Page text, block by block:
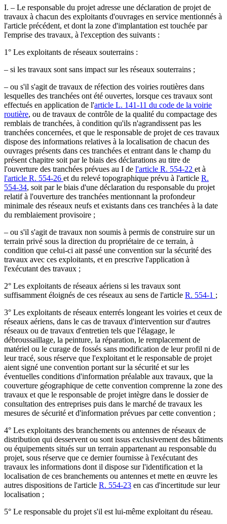
I. – Le responsable du projet adresse une déclaration de projet de
travaux à chacun des exploitants d'ouvrages en service mentionnés à
l'article précédent, et dont la zone d'implantation est touchée par
l'emprise des travaux, à l'exception des suivants :
1° Les exploitants de réseaux souterrains :
– si les travaux sont sans impact sur les réseaux souterrains ;
– ou s'il s'agit de travaux de réfection des voiries routières dans
lesquelles des tranchées ont été ouvertes, lorsque ces travaux sont
effectués en application de l'article L. 141-11 du code de la voirie
routière, ou de travaux de contrôle de la qualité du compactage des
remblais de tranchées, à condition qu'ils n'agrandissent pas les
tranchées concernées, et que le responsable de projet de ces travaux
dispose des informations relatives à la localisation de chacun des
ouvrages présents dans ces tranchées et entrant dans le champ du
présent chapitre soit par le biais des déclarations au titre de
l'ouverture des tranchées prévues au I de l'article R. 554-22 et à
l'article R. 554-26 et du relevé topographique prévu à l'article R.
554-34, soit par le biais d'une déclaration du responsable du projet
relatif à l'ouverture des tranchées mentionnant la profondeur
minimale des réseaux neufs et existants dans ces tranchées à la date
du remblaiement provisoire ;
– ou s'il s'agit de travaux non soumis à permis de construire sur un
terrain privé sous la direction du propriétaire de ce terrain, à
condition que celui-ci ait passé une convention sur la sécurité des
travaux avec ces exploitants, et en prescrive l'application à
l'exécutant des travaux ;
2° Les exploitants de réseaux aériens si les travaux sont
suffisamment éloignés de ces réseaux au sens de l'article R. 554-1 ;
3° Les exploitants de réseaux enterrés longeant les voiries et ceux de
réseaux aériens, dans le cas de travaux d'intervention sur d'autres
réseaux ou de travaux d'entretien tels que l'élagage, le
débroussaillage, la peinture, la réparation, le remplacement de
matériel ou le curage de fossés sans modification de leur profil ni de
leur tracé, sous réserve que l'exploitant et le responsable de projet
aient signé une convention portant sur la sécurité et sur les
éventuelles conditions d'information préalable aux travaux, que la
couverture géographique de cette convention comprenne la zone des
travaux et que le responsable de projet intègre dans le dossier de
consultation des entreprises puis dans le marché de travaux les
mesures de sécurité et d'information prévues par cette convention ;
4° Les exploitants des branchements ou antennes de réseaux de
distribution qui desservent ou sont issus exclusivement des bâtiments
ou équipements situés sur un terrain appartenant au responsable du
projet, sous réserve que ce dernier fournisse à l'exécutant des
travaux les informations dont il dispose sur l'identification et la
localisation de ces branchements ou antennes et mette en œuvre les
autres dispositions de l'article R. 554-23 en cas d'incertitude sur leur
localisation ;
5° Le responsable du projet s'il est lui-même exploitant du réseau.